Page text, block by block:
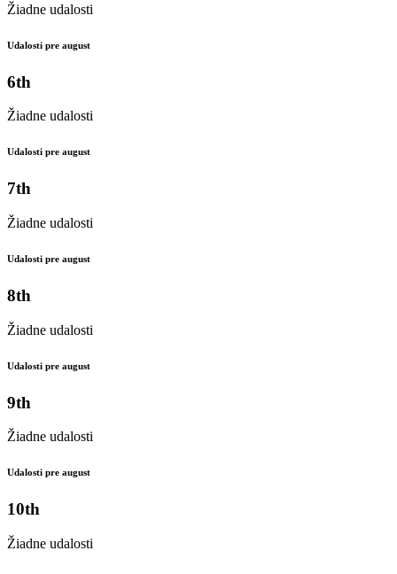
Žiadne udalosti
Udalosti pre august
6th
Žiadne udalosti
Udalosti pre august
7th
Žiadne udalosti
Udalosti pre august
8th
Žiadne udalosti
Udalosti pre august
9th
Žiadne udalosti
Udalosti pre august
10th
Žiadne udalosti